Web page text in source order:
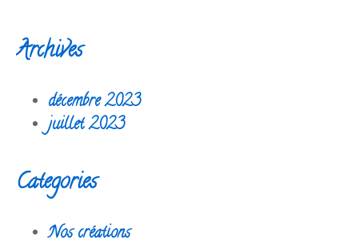
Archives
décembre 2023
juillet 2023
Categories
Nos créations